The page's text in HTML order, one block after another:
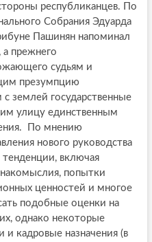
республиканцев. По
Собрания Эдуарда
Пашинян напоминал
а прежнего
судьям и
презумпцию
землей государственные
улицу единственным
По мнению
нового руководства
тенденции, включая
попытки
ценностей и многое
подобные оценки на
однако некоторые
кадровые назначения (в